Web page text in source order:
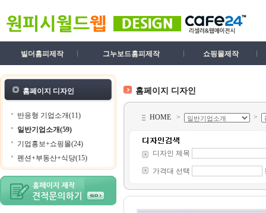
빌더홈피제작 그누보드홈피제작 쇼핑몰제작
홈페이지 디자인
반응형 기업소개(11)
일반기업소개(59)
기업홍보+쇼핑몰(24)
펜션+부동산+식당(15)
홈페이지 디자인
HOME > >
디자인 제목
가격대 선택